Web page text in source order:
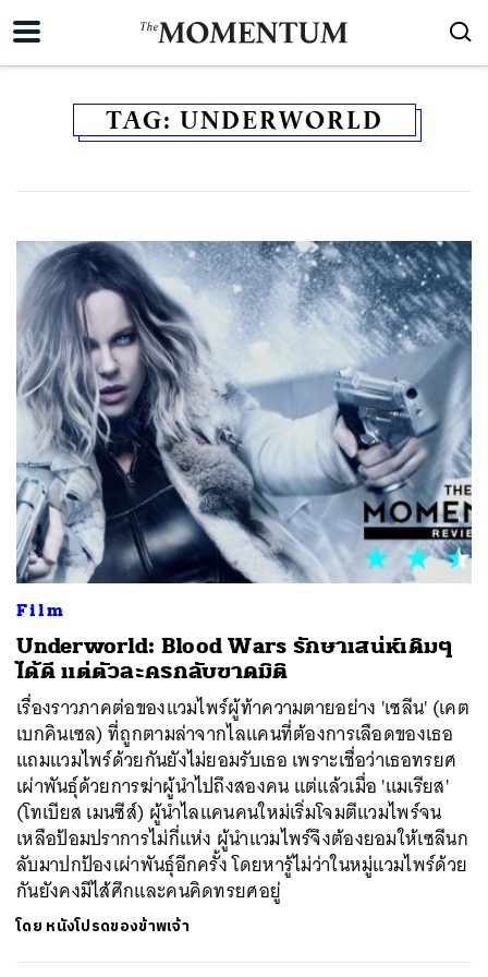
TAG: UNDERWORLD
Film
Underworld: Blood Wars รักษาเสน่ห์เดิมๆ
ได้ดี แต่ตัวละครกลับขาดมิติ
เรื่องราวภาคต่อของแวมไพร์ผู้ท้าความตายอย่าง 'เซลีน' (เคต
เบกคินเซล) ที่ถูกตามล่าจากไลแคนที่ต้องการเลือดของเธอ
แถมแวมไพร์ด้วยกันยังไม่ยอมรับเธอ เพราะเชื่อว่าเธอทรยศ
เผ่าพันธุ์ด้วยการฆ่าผู้นำไปถึงสองคน แต่แล้วเมื่อ 'แมเรียส'
(โทเบียส เมนซีส์) ผู้นำไลแคนคนใหม่เริ่มโจมตีแวมไพร์จน
เหลือป้อมปราการไม่กี่แห่ง ผู้นำแวมไพร์จึงต้องยอมให้เซลีนก
ลับมาปกป้องเผ่าพันธุ์อีกครั้ง โดยหารู้ไม่ว่าในหมู่แวมไพร์ด้วย
กันยังคงมีไส้ศึกและคนคิดทรยศอยู่
โดย หนังโปรดของข้าพเจ้า
ค้นหา